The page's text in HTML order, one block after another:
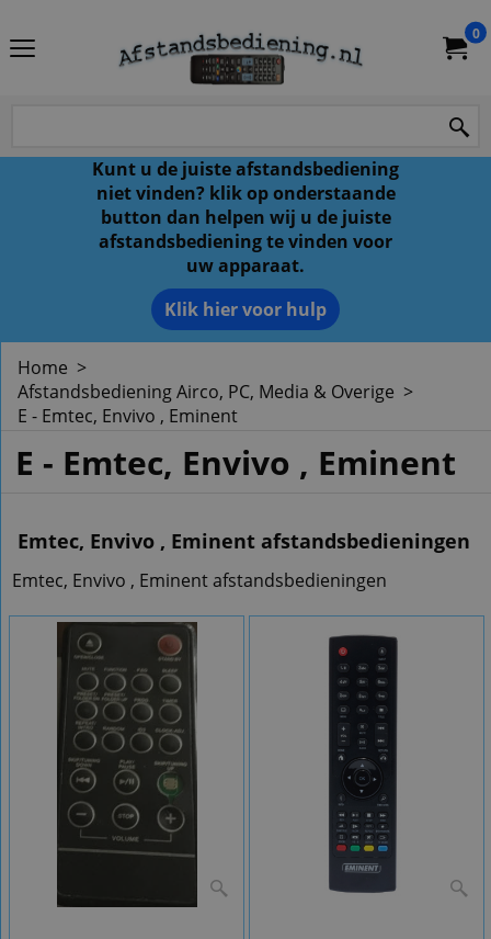
0
Kunt u de juiste afstandsbediening
niet vinden? klik op onderstaande
button dan helpen wij u de juiste
afstandsbediening te vinden voor
uw apparaat.
Klik hier voor hulp
Home >
Afstandsbediening Airco, PC, Media & Overige >
E - Emtec, Envivo , Eminent
E - Emtec, Envivo , Eminent
Emtec, Envivo , Eminent afstandsbedieningen
Emtec, Envivo , Eminent afstandsbedieningen